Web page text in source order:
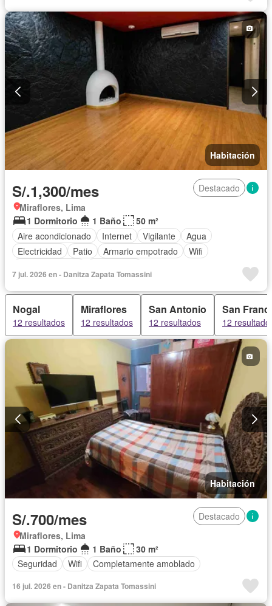
Habitación
S/.1,300/mes
Destacado
Miraflores, Lima
1 Dormitorio
1 Baño
50 m²
Aire acondicionado
Internet Vigilante
Agua
Electricidad
Patio Armario empotrado
Wifi
7 jul. 2026 en - Danitza Zapata Tomassini
Nogal
12 resultados
Miraflores
12 resultados
San Antonio
12 resultados
San
12
Habitación
S/.700/mes
Destacado
Miraflores, Lima
1 Dormitorio
1 Baño
30 m²
Seguridad
Wifi Completamente amoblado
16 jul. 2026 en - Danitza Zapata Tomassini